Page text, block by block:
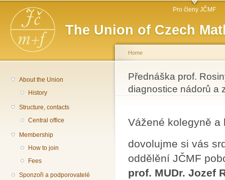
The Union of Czech
Main menu Pro členy JČMF
About the Union
History
Structure, contacts
Central office
Membership
How to join
Fees
Sponzoři a podporovatelé
You are here
Home
Přednáška prof.
diagnostice nádorů a
Vážené kolegyně a
dovolujme si vás
oddělění JČMF
prof. MUDr. Jozef